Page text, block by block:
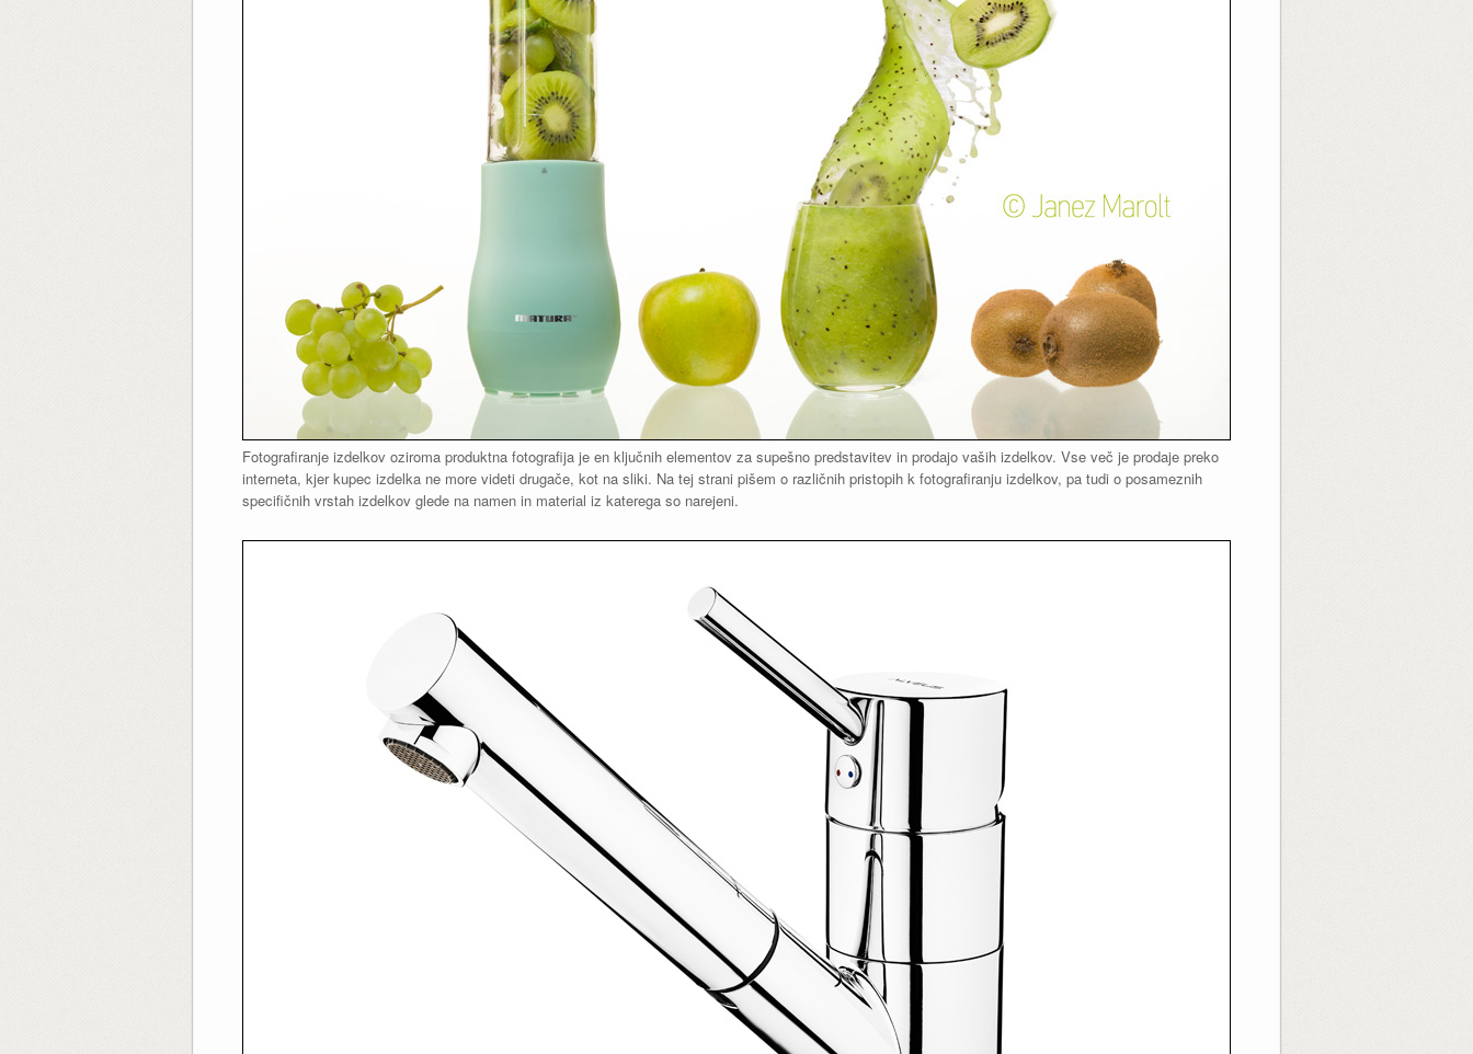
Fotografiranje izdelkov oziroma produktna fotografija je en ključnih elementov za supešno predstavitev in prodajo vaših izdelkov. Vse več je prodaje preko
interneta, kjer kupec izdelka ne more videti drugače, kot na sliki. Na tej strani pišem o različnih pristopih k fotografiranju izdelkov, pa tudi o posameznih
specifičnih vrstah izdelkov glede na namen in material iz katerega so narejeni.